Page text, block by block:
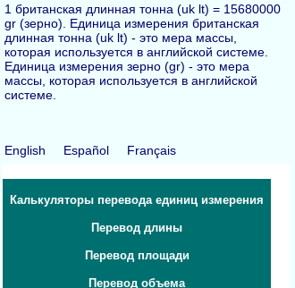
1 британская длинная тонна (uk lt) = 15680000
gr (зерно). Единица измерения британская
длинная тонна (uk lt) - это мера массы,
которая используется в английской системе.
Единица измерения зерно (gr) - это мера
массы, которая используется в английской
системе.
English Español Français
Калькуляторы перевода единиц измерения
Перевод длины
Перевод площади
Перевод объема